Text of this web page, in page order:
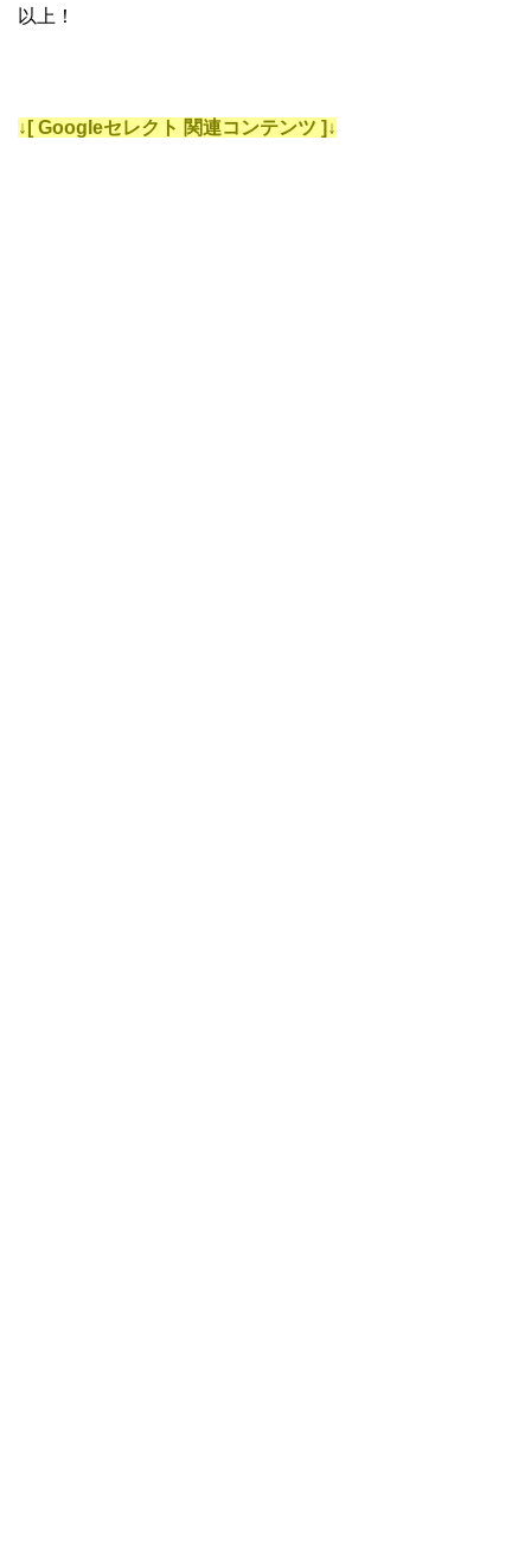
以上！
↓[ Googleセレクト 関連コンテンツ ]↓